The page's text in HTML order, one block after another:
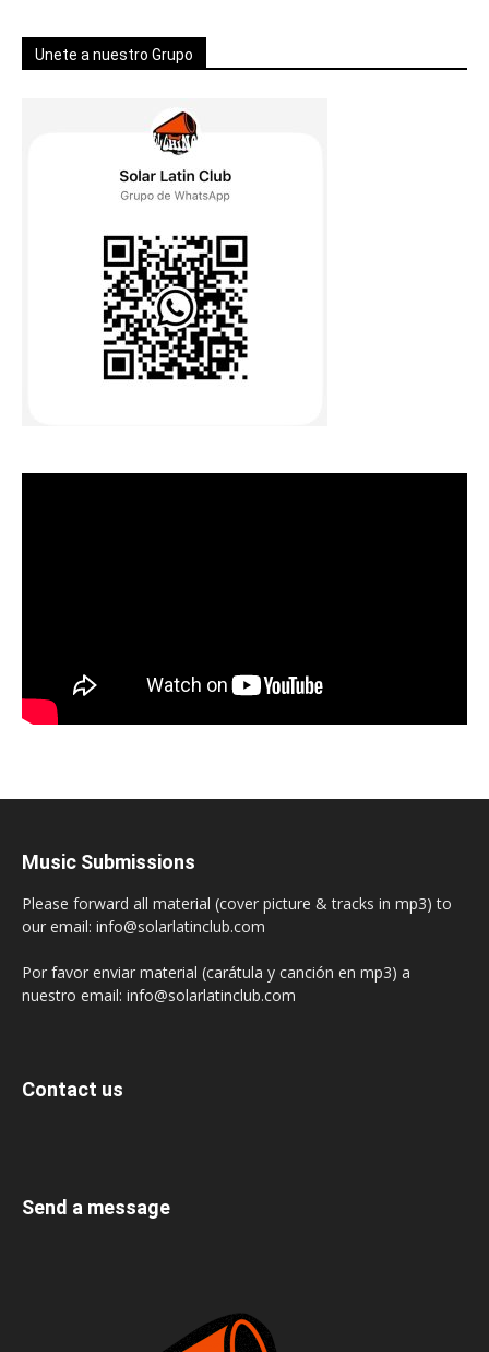
Unete a nuestro Grupo
Music Submissions
Please forward all material (cover picture & tracks in mp3) to
our email: info@solarlatinclub.com
Por favor enviar material (carátula y canción en mp3) a
nuestro email: info@solarlatinclub.com
Contact us
Send a message